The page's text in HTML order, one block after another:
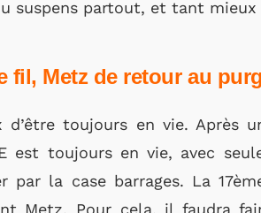
suspens partout, et tant
fil, Metz de retour au
d’être toujours en vie. Après
est toujours en vie, avec
la case barrages. La
Metz. Pour cela, il faudra